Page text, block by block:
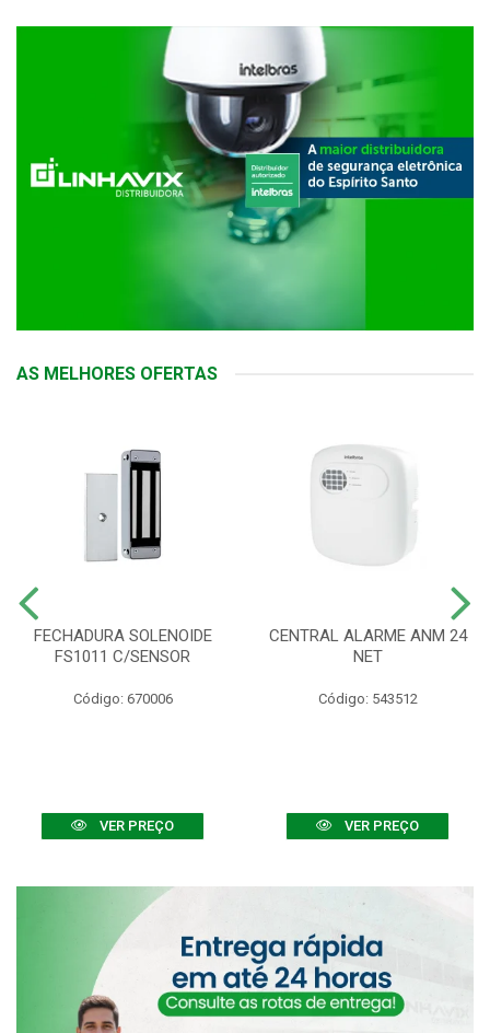
AS MELHORES OFERTAS
FECHADURA SOLENOIDE
FS1011 C/SENSOR
Código: 670006
VER PREÇO
CENTRAL ALARME ANM 24
NET
Código: 543512
VER PREÇO